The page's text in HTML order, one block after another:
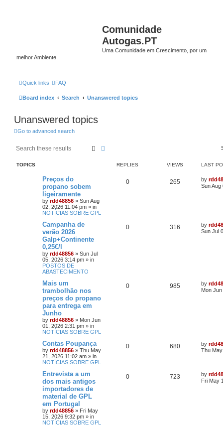
Comunidade
Autogas.PT
Uma Comunidade em Crescimento, por um
melhor Ambiente.
Quick links FAQ
Board index Search Unanswered topics
Unanswered topics
Go to advanced search
Search
TOPICS REPLIES VIEWS LAST
Preços do
propano sobem
ligeiramente
by rdd48856 » Sun Aug
02, 2026 11:04 pm » in
NOTÍCIAS SOBRE GPL
0 265 by
Sun Aug
Campanha de
verão 2026
Galp+Continente
0,25€/l
by rdd48856 » Sun Jul
05, 2026 3:14 pm » in
POSTOS DE
ABASTECIMENTO
0 316 by
Sun Jul
Mais um
trambolhão nos
preços do propano
para entrega em
Junho
by rdd48856 » Mon Jun
01, 2026 2:31 pm » in
NOTÍCIAS SOBRE GPL
0 985 by
Mon
Contas Poupança
by rdd48856 » Thu May
21, 2026 11:02 am » in
NOTÍCIAS SOBRE GPL
0 680 by
Thu
Entrevista a um
dos mais antigos
importadores de
material de GPL
em Portugal
by rdd48856 » Fri May
15, 2026 9:32 pm » in
NOTÍCIAS SOBRE GPL
0 723 by
Fri May